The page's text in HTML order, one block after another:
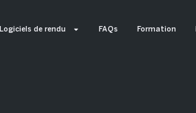
Logiciels de rendu FAQs Formation